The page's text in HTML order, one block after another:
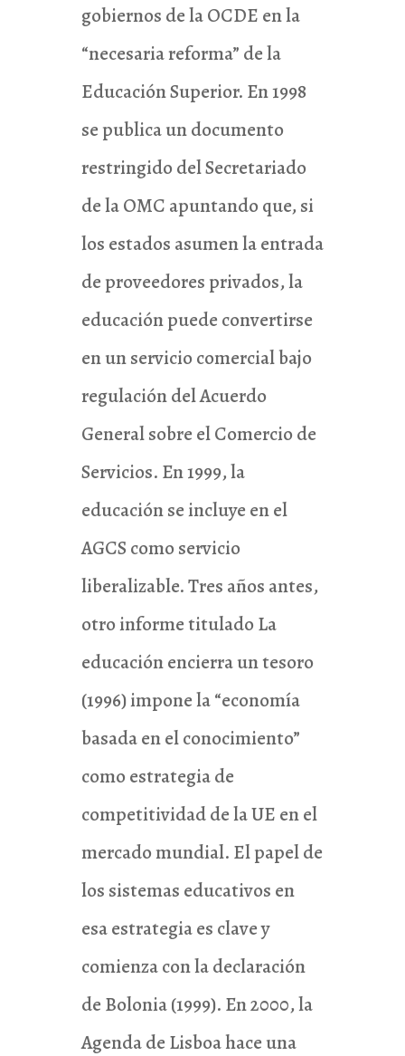
gobiernos de la OCDE en la
“necesaria reforma” de la
Educación Superior. En 1998
se publica un documento
restringido del Secretariado
de la OMC apuntando que, si
los estados asumen la entrada
de proveedores privados, la
educación puede convertirse
en un servicio comercial bajo
regulación del Acuerdo
General sobre el Comercio de
Servicios. En 1999, la
educación se incluye en el
AGCS como servicio
liberalizable. Tres años antes,
otro informe titulado La
educación encierra un tesoro
(1996) impone la “economía
basada en el conocimiento”
como estrategia de
competitividad de la UE en el
mercado mundial. El papel de
los sistemas educativos en
esa estrategia es clave y
comienza con la declaración
de Bolonia (1999). En 2000, la
Agenda de Lisboa hace una